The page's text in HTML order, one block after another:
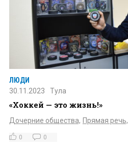
ЛЮДИ
30.11.2023
Тула
«Хоккей — это жизнь!»
Дочерние общества, Прямая речь,
0 0